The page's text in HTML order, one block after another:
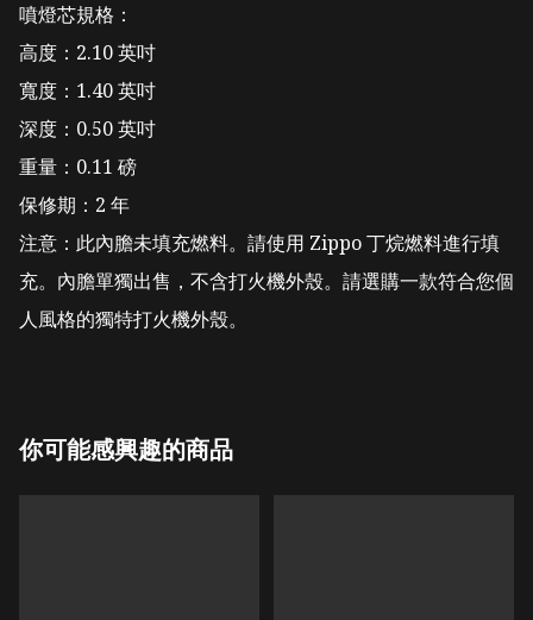
噴燈芯規格：
高度：2.10 英吋
寬度：1.40 英吋
深度：0.50 英吋
重量：0.11 磅
保修期：2 年
注意：此內膽未填充燃料。請使用 Zippo 丁烷燃料進行填
充。內膽單獨出售，不含打火機外殼。請選購一款符合您個
人風格的獨特打火機外殼。
你可能感興趣的商品